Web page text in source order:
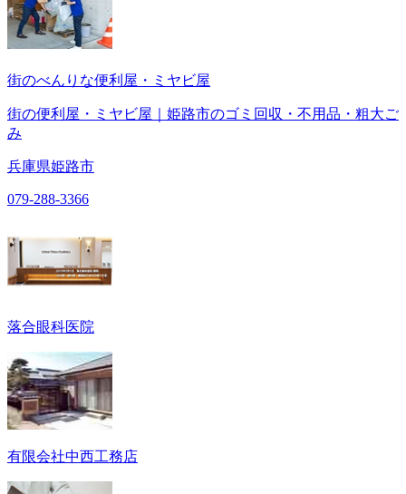
街のべんりな便利屋・ミヤビ屋
街の便利屋・ミヤビ屋｜姫路市のゴミ回収・不用品・粗大ご
み
兵庫県姫路市
079-288-3366
落合眼科医院
有限会社中西工務店